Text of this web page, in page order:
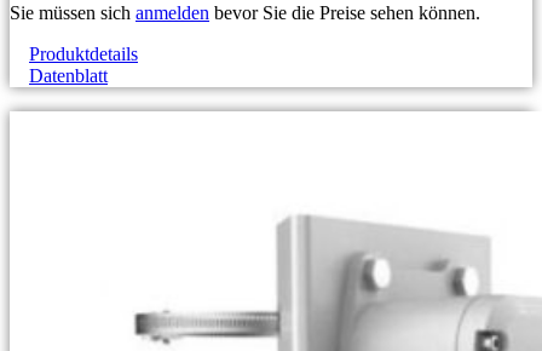
Sie müssen sich anmelden bevor Sie die Preise sehen können.
Produktdetails
Datenblatt